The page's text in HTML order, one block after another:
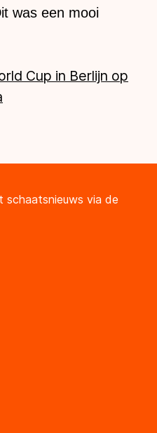
was een mooi
Cup in Berlijn op
via de